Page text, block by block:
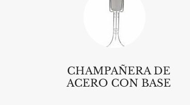
CHAMPAÑERA DE
ACERO CON BASE